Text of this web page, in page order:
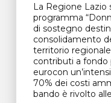
La Regione Lazio
programma
di sostegno
consolidamento
territorio
contributi a fondo
eurocon
70% dei costi
bando è rivolto